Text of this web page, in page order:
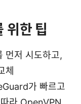
위한 팁
먼저 시도하고,
체
가 빠르고